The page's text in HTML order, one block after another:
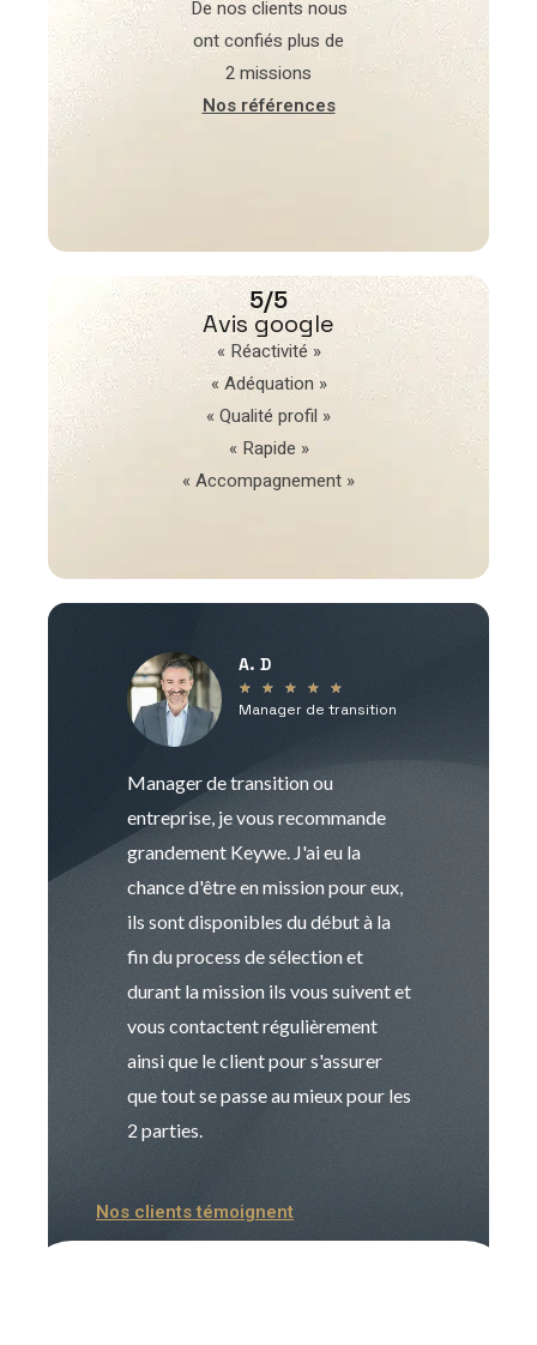
De nos clients nous
ont confiés plus de
2 missions
Nos références
5/5
Avis google
« Réactivité »
« Adéquation »
« Qualité profil »
« Rapide »
« Accompagnement »
A. D
★ ★ ★ ★ ★
Manager de transition
Manager de transition ou
entreprise, je vous recommande
grandement Keywe. J'ai eu la
chance d'être en mission pour eux,
ils sont disponibles du début à la
fin du process de sélection et
durant la mission ils vous suivent et
vous contactent régulièrement
ainsi que le client pour s'assurer
que tout se passe au mieux pour les
2 parties.
Nos clients témoignent